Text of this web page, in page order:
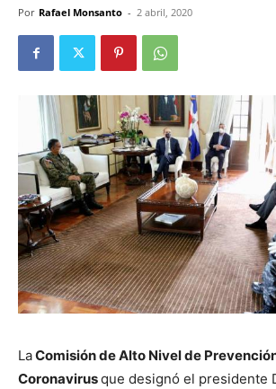
Por Rafael Monsanto - 2 abril, 2020
LaComisión de Alto Nivel de
Coronavirusque designó el presidente